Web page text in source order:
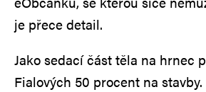
je přece detail.
Jako sedací část těla na hrnec
Fialových 50 procent na